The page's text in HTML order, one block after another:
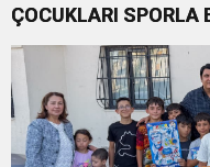
ÇOCUKLARI SPORLA